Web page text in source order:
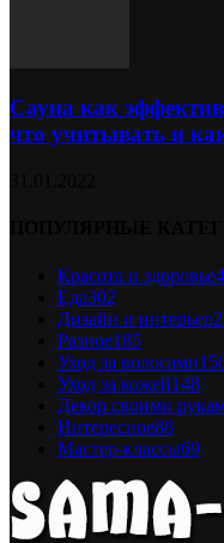
Сауна как
что учитывать и
Красота и здоровье
Еда302
Дизайн и интерьер
Разное185
Уход за волосами
Уход за кожей148
Декор своими
Интересное88
Мастер-классы69